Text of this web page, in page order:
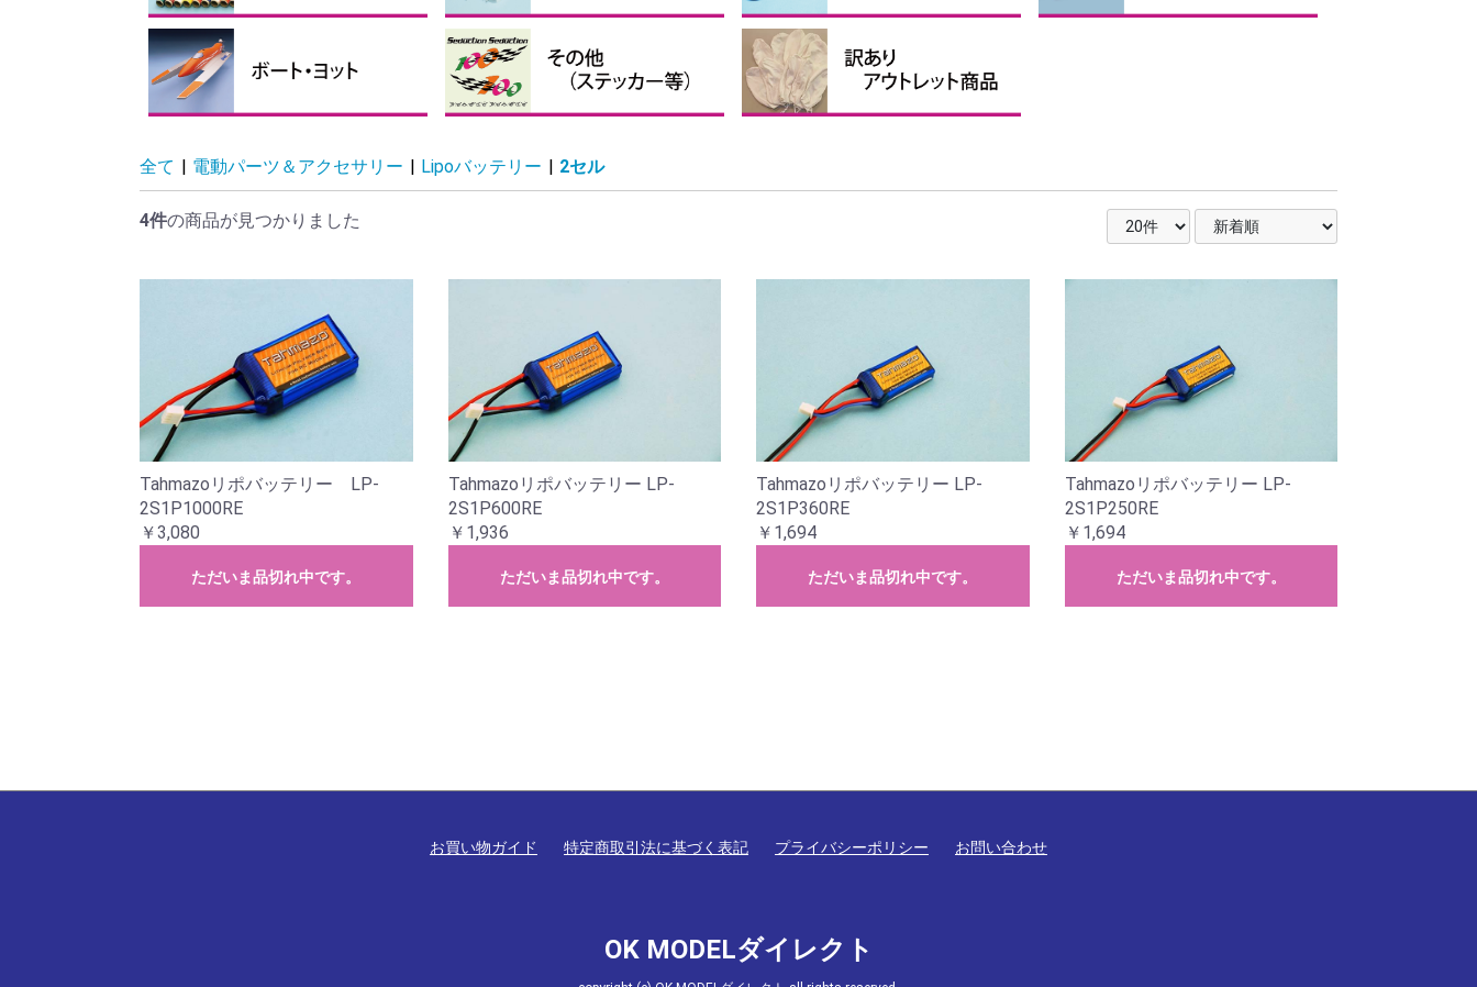
フィルム
リンケージパーツ
テープ、ビス・ナット、スポ
ンジ
接着剤・ケミカル製品 瞬間接着剤・補助剤
その他の接着剤
マイクロバルーン、パテなど
バルサ・ベニヤ
カーボン素材 スピンナーハブセット
折ペラ用ハブ
折ペラ用スピンナー
折ペラ用ブレード
全て | 電動パーツ＆アクセサリー | Lipoバッテリー | 2セル
4件の商品が見つかりました
Tahmazoリポバッテリー LP-
2S1P1000RE
￥3,080
ただいま品切れ中です。
Tahmazoリポバッテリー LP-
2S1P600RE
￥1,936
ただいま品切れ中です。
Tahmazoリポバッテリー LP-
2S1P360RE
￥1,694
ただいま品切れ中です。
Tahmazoリポバッテリー LP-
2S1P250RE
￥1,694
ただいま品切れ中です。
お買い物ガイド 特定商取引法に基づく表記 プライバシーポリシー お問い合わせ
OK MODELダイレクト